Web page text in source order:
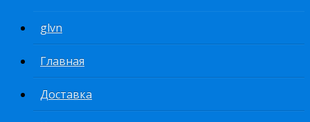
glvn
Главная
Доставка